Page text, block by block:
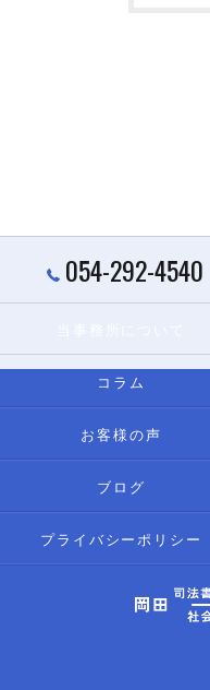
054-292-4540
コラム
お客様の声
ブログ
プライバシーポリシー